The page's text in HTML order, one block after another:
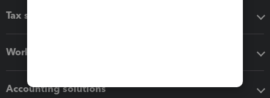
Tax software
Workflow add-ons
Accounting solutions